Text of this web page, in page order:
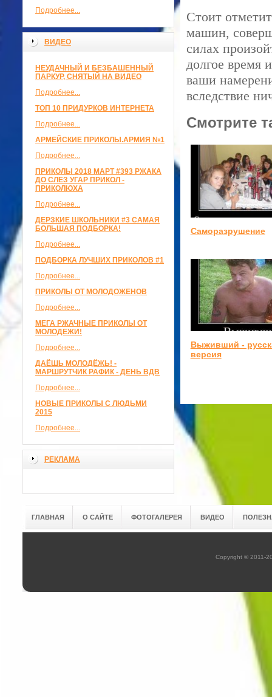
Подробнее...
ВИДЕО
НЕУДАЧНЫЙ И БЕЗБАШЕННЫЙ
ПАРКУР, СНЯТЫЙ НА ВИДЕО
Подробнее...
ТОП 10 ПРИДУРКОВ ИНТЕРНЕТА
Подробнее...
АРМЕЙСКИЕ ПРИКОЛЫ.АРМИЯ №1
Подробнее...
ПРИКОЛЫ 2018 МАРТ #393 РЖАКА
ДО СЛЕЗ УГАР ПРИКОЛ -
ПРИКОЛЮХА
Подробнее...
ДЕРЗКИЕ ШКОЛЬНИКИ #3 САМАЯ
БОЛЬШАЯ ПОДБОРКА!
Подробнее...
ПОДБОРКА ЛУЧШИХ ПРИКОЛОВ #1
Подробнее...
ПРИКОЛЫ ОТ МОЛОДОЖЕНОВ
Подробнее...
МЕГА РЖАЧНЫЕ ПРИКОЛЫ ОТ
МОЛОДЕЖИ!
Подробнее...
ДАЁШЬ МОЛОДЁЖЬ! -
МАРШРУТЧИК РАФИК - ДЕНЬ ВДВ
Подробнее...
НОВЫЕ ПРИКОЛЫ С ЛЮДЬМИ
2015
Подробнее...
РЕКЛАМА
Стоит
машин,
силах
долгое время
ваши
вследствие
Смотрите
Саморазрушение
Выживший -
версия
ГЛАВНАЯ О САЙТЕ ФОТОГАЛЕРЕЯ ВИДЕО
Copyright © 2011-